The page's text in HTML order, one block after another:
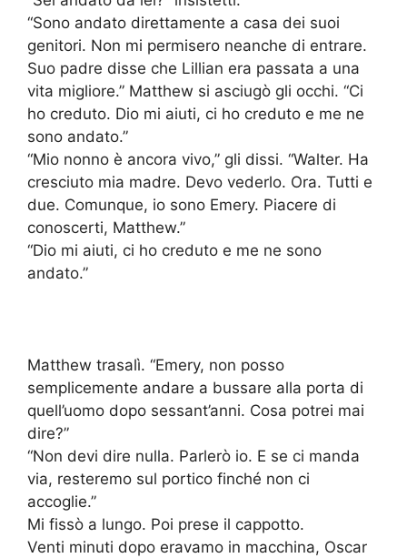
“Sono andato direttamente a casa dei suoi
genitori. Non mi permisero neanche di entrare.
Suo padre disse che Lillian era passata a una
vita migliore.” Matthew si asciugò gli occhi. “Ci
ho creduto. Dio mi aiuti, ci ho creduto e me ne
sono andato.”
“Mio nonno è ancora vivo,” gli dissi. “Walter. Ha
cresciuto mia madre. Devo vederlo. Ora. Tutti e
due. Comunque, io sono Emery. Piacere di
conoscerti, Matthew.”
“Dio mi aiuti, ci ho creduto e me ne sono
andato.”
Matthew trasalì. “Emery, non posso
semplicemente andare a bussare alla porta di
quell’uomo dopo sessant’anni. Cosa potrei mai
dire?”
“Non devi dire nulla. Parlerò io. E se ci manda
via, resteremo sul portico finché non ci
accoglie.”
Mi fissò a lungo. Poi prese il cappotto.
Venti minuti dopo eravamo in macchina, Oscar